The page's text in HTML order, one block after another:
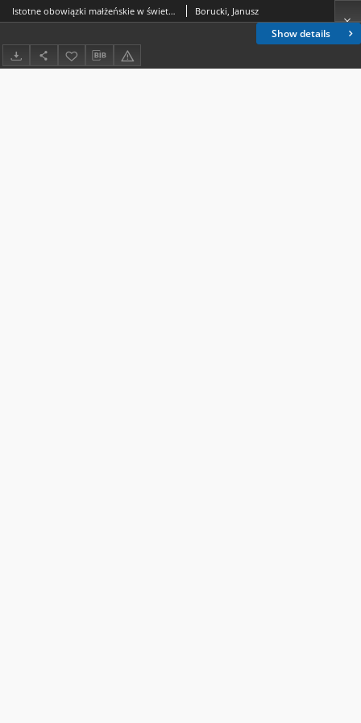
Show details
Istotne obowiązki małżeńskie w świetle przepisów prawa kanonicznego i polskiego Borucki, Janusz